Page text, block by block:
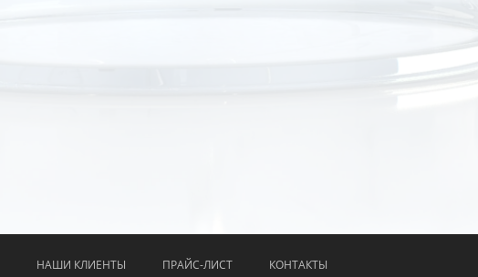
НАШИ КЛИЕНТЫ ПРАЙС-ЛИСТ КОНТАКТЫ